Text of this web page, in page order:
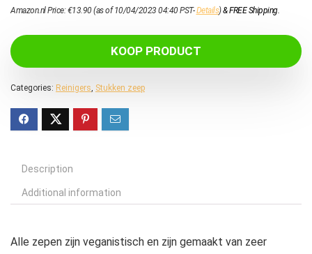
Amazon.nl Price:€13.90(as of 10/04/2023 04:40 PST-Details)&FREE Shipping.
KOOP PRODUCT
Categories: Reinigers, Stukken zeep
Description
Additional information
Alle zepen zijn veganistisch en zijn gemaakt van zeer